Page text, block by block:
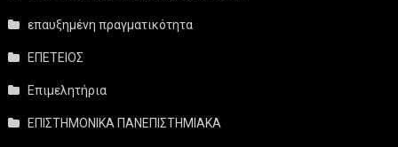
επαυξημένη πραγματικότητα
ΕΠΕΤΕΙΟΣ
Επιμελητήρια
ΕΠΙΣΤΗΜΟΝΙΚΑ ΠΑΝΕΠΙΣΤΗΜΙΑΚΑ